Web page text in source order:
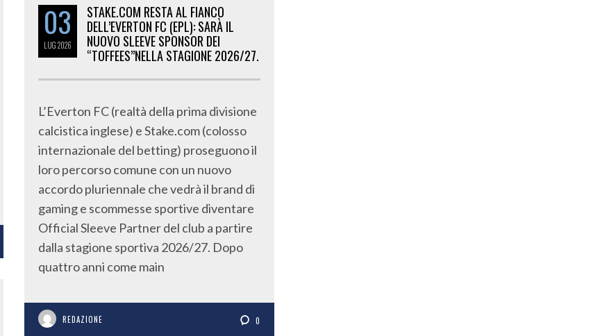
03
LUG2026
STAKE.COM RESTA AL FIANCO
DELL’EVERTON FC (EPL): SARÀ IL
NUOVO SLEEVE SPONSOR DEI
“TOFFEES”NELLA STAGIONE 2026/27.
L’Everton FC (realtà della prima divisione
calcistica inglese) e Stake.com (colosso
internazionale del betting) proseguono il
loro percorso comune con un nuovo
accordo pluriennale che vedrà il brand di
gaming e scommesse sportive diventare
Official Sleeve Partner del club a partire
dalla stagione sportiva 2026/27. Dopo
quattro anni come main
REDAZIONE 0